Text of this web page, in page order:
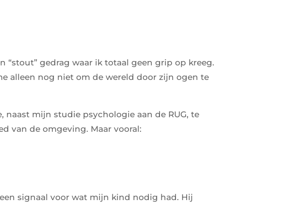
“stout” gedrag waar ik totaal geen grip op kreeg.
alleen nog niet om de wereld door zijn ogen te
mijn studie psychologie aan de RUG, te
van de omgeving. Maar vooral:
signaal voor wat mijn kind nodig had. Hij